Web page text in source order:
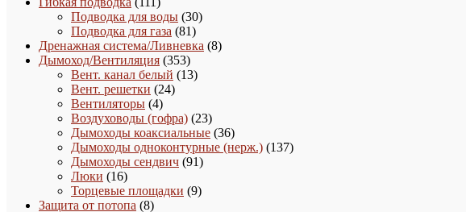
товаров
Подводка для воды 3030
Подводка для газа 8181
товар
Дренажная система/Ливневка 88
Дымоход/Вентиляция 353353
товара
Вент. канал белый 1313
Вент. решетки 2424
Вентиляторы 44
товара
Воздуховоды (гофра) 2323
товара
Дымоходы коаксиальные 3636
товаров
Дымоходы одноконтурные (нерж.) 137137
Дымоходы сендвич 9191
Люки 1616
товаров
Торцевые площадки 99
Защита от потопа 88